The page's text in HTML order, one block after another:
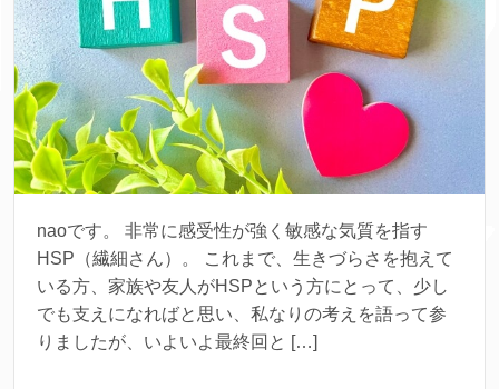
naoです。 非常に感受性が強く敏感な気質を指す
HSP（繊細さん）。 これまで、生きづらさを抱えて
いる方、家族や友人がHSPという方にとって、少し
でも支えになればと思い、私なりの考えを語って参
りましたが、いよいよ最終回と […]